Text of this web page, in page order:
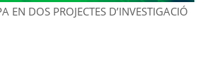
EN DOS PROJECTES D’INVESTIGACIÓ